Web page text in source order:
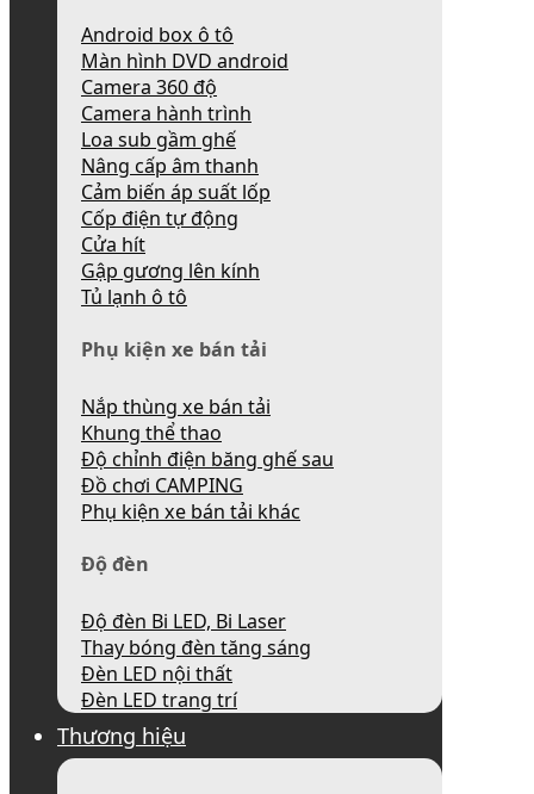
Android box ô tô
Màn hình DVD android
Camera 360 độ
Camera hành trình
Loa sub gầm ghế
Nâng cấp âm thanh
Cảm biến áp suất lốp
Cốp điện tự động
Cửa hít
Gập gương lên kính
Tủ lạnh ô tô
Phụ kiện xe bán tải
Nắp thùng xe bán tải
Khung thể thao
Độ chỉnh điện băng ghế sau
Đồ chơi CAMPING
Phụ kiện xe bán tải khác
Độ đèn
Độ đèn Bi LED, Bi Laser
Thay bóng đèn tăng sáng
Đèn LED nội thất
Đèn LED trang trí
Thương hiệu